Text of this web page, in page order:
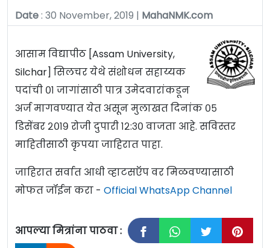
Date: 30 November, 2019 | MahaNMK.com
आसाम विद्यापीठ [Assam University,
Silchar] सिलचर येथे संशोधन सहाय्यक
पदांची ०१ जागांसाठी पात्र उमेदवारांकडून
अर्ज मागवण्यात येत असून मुलाखत दिनांक ०५
डिसेंबर २०१९ रोजी दुपारी १२:३० वाजता आहे. सविस्तर
माहितीसाठी कृपया जाहिरात पाहा.
जाहिरात सर्वात आधी व्हाटसऍप वर मिळवण्यासाठी
मोफत जॉईन करा - Official WhatsApp Channel
आपल्या मित्रांना पाठवा :